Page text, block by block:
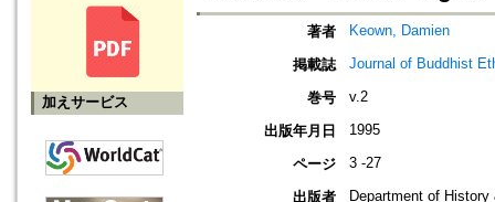
加えサービス
著者 Keown, Damien
掲載誌 Journal of Buddhist
巻号 v.2
出版年月日 1995
ページ 3 -27
出版者 Department of